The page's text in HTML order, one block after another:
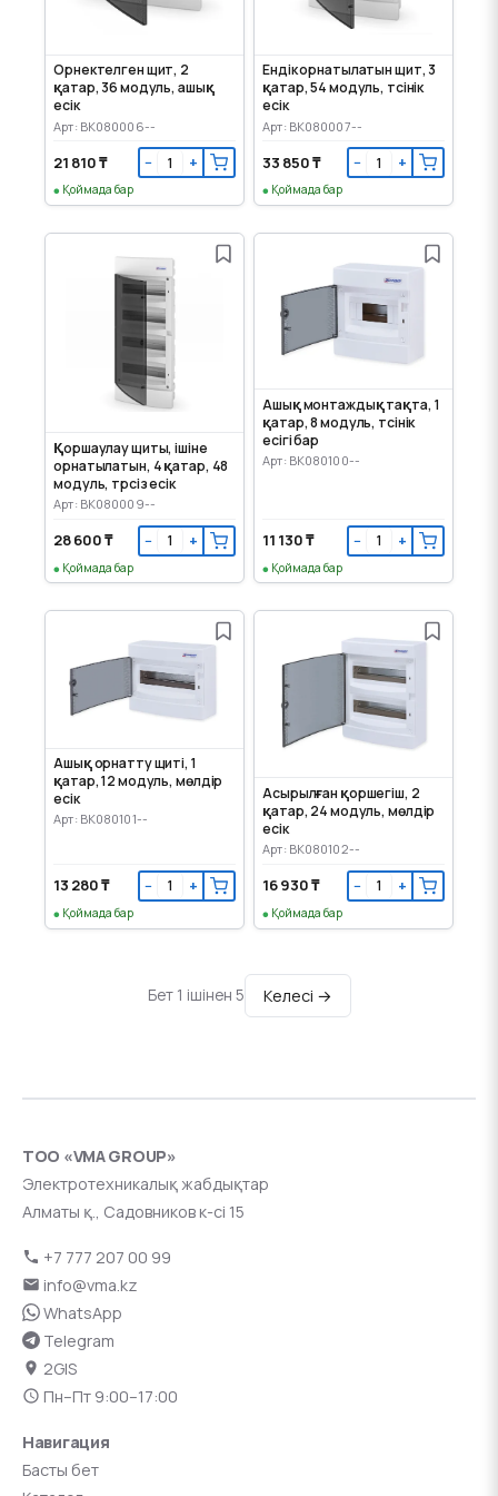
Орнектелген щит, 2
қатар, 36 модуль, ашық
есік
Арт: BK080006--
21 810 ₸ − +
Қоймада бар
Ендік орнатылатын щит, 3
қатар, 54 модуль, түсінік
есік
Арт: BK080007--
33 850 ₸ − +
Қоймада бар
Қоршаулау щиты, ішіне
орнатылатын, 4 қатар, 48
модуль, түрсіз есік
Арт: BK080009--
28 600 ₸ − +
Қоймада бар
Ашық монтаждық тақта, 1
қатар, 8 модуль, түсінік
есігі бар
Арт: BK080100--
11 130 ₸ − +
Қоймада бар
Ашық орнатту щиті, 1
қатар, 12 модуль, мөлдір
есік
Арт: BK080101--
13 280 ₸ − +
Қоймада бар
Асырылған қоршегіш, 2
қатар, 24 модуль, мөлдір
есік
Арт: BK080102--
16 930 ₸ − +
Қоймада бар
Бет 1 ішінен 5 Келесі →
ТОО «VMA GROUP»
Электротехникалық жабдықтар
Алматы қ., Садовников к-сі 15
+7 777 207 00 99
info@vma.kz
WhatsApp
Telegram
2GIS
Пн–Пт 9:00–17:00
Навигация
Басты бет